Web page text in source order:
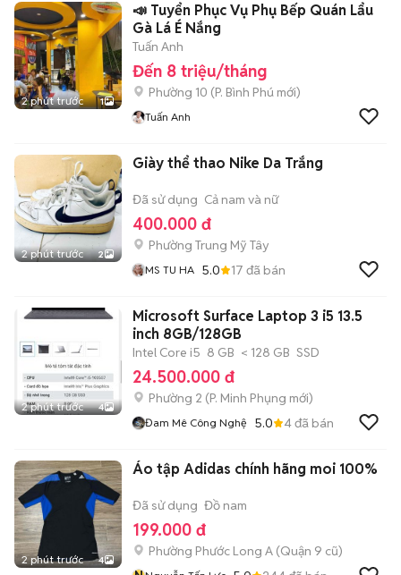
2 phút trước 1
📣 Tuyển Phục Vụ Phụ Bếp Quán Lẩu
Gà Lá É Nắng
Tuấn Anh
Đến 8 triệu/tháng
Phường 10 (P. Bình Phú mới)
Tuấn Anh
2 phút trước 2
Giày thể thao Nike Da Trắng
Đã sử dụng Cả nam và nữ
400.000 đ
Phường Trung Mỹ Tây
MS TU HA 5.0 17 đã bán
2 phút trước 4
Microsoft Surface Laptop 3 i5 13.5
inch 8GB/128GB
Intel Core i5 8 GB < 128 GB SSD
24.500.000 đ
Phường 2 (P. Minh Phụng mới)
Đam Mê Công Nghệ 5.0 4đã bán
2 phút trước 4
Áo tập Adidas chính hãng moi 100%
Đã sử dụng Đồ nam
199.000 đ
Phường Phước Long A (Quận 9 cũ)